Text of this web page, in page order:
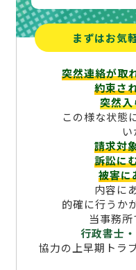
まずはお気
突然連絡が取
約束さ
突然
この様な状態
請求対
訴訟に
被害に
内容に
的確に行うか
当事務
行政書士
協力の上早期トラ